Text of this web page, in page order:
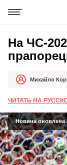
На ЧС-
АвторМихайло
Дата публікації
ЧИТАТЬ НА
Новина оновлена